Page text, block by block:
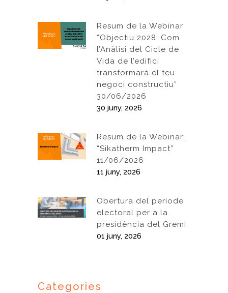
Resum de la Webinar
“Objectiu 2028: Com
l’Anàlisi del Cicle de
Vida de l’edifici
transformarà el teu
negoci constructiu”
30/06/2026
30 juny, 2026
Resum de la Webinar:
“Sikatherm Impact”
11/06/2026
11 juny, 2026
Obertura del període
electoral per a la
presidència del Gremi
01 juny, 2026
Categories